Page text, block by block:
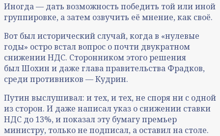
Иногда — дать возможность победить той или иной
группировке, а затем озвучить её мнение, как своё.
Вот был исторический случай, когда в «нулевые
годы» остро встал вопрос о почти двукратном
снижении НДС. Сторонником этого решения
был Шохин и даже глава правительства Фрадков,
среди противников — Кудрин.
Путин выслушивал: и тех, и тех, не споря ни с одной
из сторон. И даже написал указ о снижении ставки
НДС до 13%, и показал эту бумагу премьер
министру, только не подписал, а оставил на столе.